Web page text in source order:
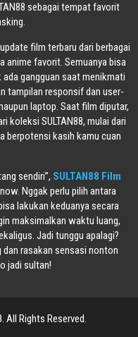
sebagai tempat favorit
film terbaru dari berbagai
anime favorit. Semuanya bisa
gangguan saat menikmati
tampilan responsif dan user-
laptop. Saat film diputar,
koleksi SULTAN88, mulai dari
berpotensi kasih kamu cuan
sendiri”, SULTAN88 Film
Nggak perlu pilih antara
lakukan keduanya secara
maksimalkan waktu luang,
Jadi tunggu apalagi?
dan rasakan sensasi nonton
jadi sultan!
All Rights Reserved.